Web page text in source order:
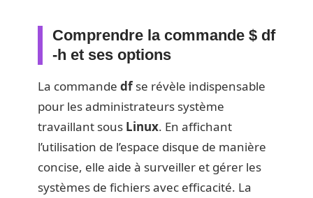
Comprendre la commande $ df
-h et ses options
La commande dfse révèle indispensable
pour les administrateurs système
travaillant sous Linux. En affichant
l’utilisation de l’espace disque de manière
concise, elle aide à surveiller et gérer les
systèmes de fichiers avec efficacité. La